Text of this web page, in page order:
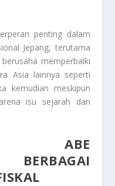
penting dalam
Jepang, terutama
memperbaiki
Asia lainnya seperti
kemudian meskipun
isu sejarah dan
ABE
BERBAGAI